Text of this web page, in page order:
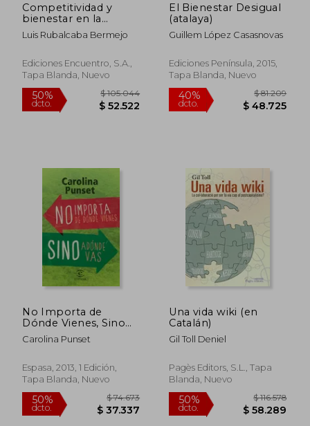
dcto. dcto.
Competitividad y
bienestar en la
economía española
(Oikos Nomos)
Luis Rubalcaba Bermejo
Ediciones Encuentro, S.A.,
Tapa Blanda, Nuevo
El Bienestar Desigual
(atalaya)
Guillem López Casasnovas
Ediciones Península, 2015,
Tapa Blanda, Nuevo
No Importa de
Dónde Vienes, Sino
Adónde vas (Fuera de
Colección y one Shot)
Carolina Punset
Espasa, 2013, 1 Edición,
Tapa Blanda, Nuevo
Una vida wiki (en
Catalán)
Gil Toll Deniel
Pagès Editors, S.L., Tapa
Blanda, Nuevo